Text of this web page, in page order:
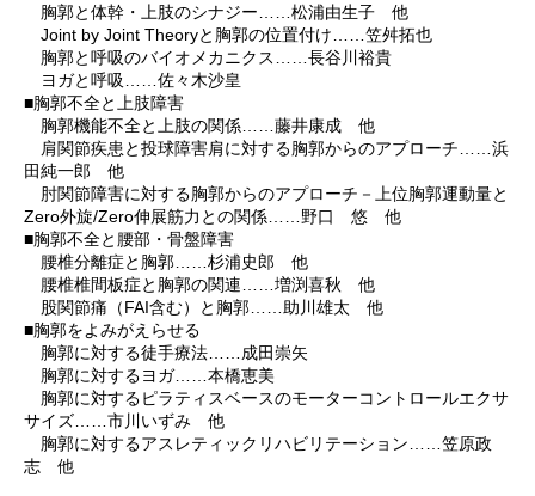
胸郭と体幹・上肢のシナジー……松浦由生子 他
Joint by Joint Theoryと胸郭の位置付け……笠舛拓也
胸郭と呼吸のバイオメカニクス……長谷川裕貴
ヨガと呼吸……佐々木沙皇
■胸郭不全と上肢障害
胸郭機能不全と上肢の関係……藤井康成 他
肩関節疾患と投球障害肩に対する胸郭からのアプローチ……浜
田純一郎 他
肘関節障害に対する胸郭からのアプローチ－上位胸郭運動量と
Zero外旋/Zero伸展筋力との関係……野口 悠 他
■胸郭不全と腰部・骨盤障害
腰椎分離症と胸郭……杉浦史郎 他
腰椎椎間板症と胸郭の関連……増渕喜秋 他
股関節痛（FAI含む）と胸郭……助川雄太 他
■胸郭をよみがえらせる
胸郭に対する徒手療法……成田崇矢
胸郭に対するヨガ……本橋恵美
胸郭に対するピラティスベースのモーターコントロールエクサ
サイズ……市川いずみ 他
胸郭に対するアスレティックリハビリテーション……笠原政
志 他